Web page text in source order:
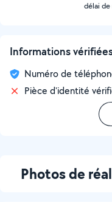
délai
Informations
Numéro de
Pièce d'identité
Photos de